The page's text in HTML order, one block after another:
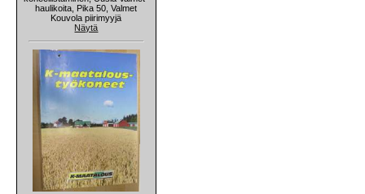
haulikoita, Pika 50, Valmet
Kouvola piirimyyjä
Näytä